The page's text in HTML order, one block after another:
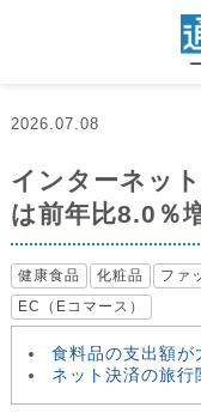
2026.07.08
インターネッ
は前年比8.0％
健康食品 化粧品 ファ
EC（Eコマース）
食料品の支出額が
ネット決済の旅行